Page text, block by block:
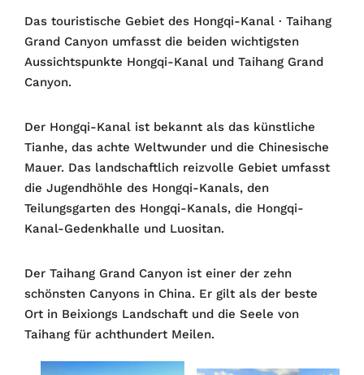
Das touristische Gebiet des Hongqi-Kanal · Taihang
Grand Canyon umfasst die beiden wichtigsten
Aussichtspunkte Hongqi-Kanal und Taihang Grand
Canyon.
Der Hongqi-Kanal ist bekannt als das künstliche
Tianhe, das achte Weltwunder und die Chinesische
Mauer. Das landschaftlich reizvolle Gebiet umfasst
die Jugendhöhle des Hongqi-Kanals, den
Teilungsgarten des Hongqi-Kanals, die Hongqi-
Kanal-Gedenkhalle und Luositan.
Der Taihang Grand Canyon ist einer der zehn
schönsten Canyons in China. Er gilt als der beste
Ort in Beixiongs Landschaft und die Seele von
Taihang für achthundert Meilen.